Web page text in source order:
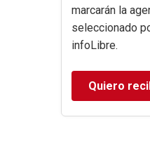
marcarán la
seleccionado
infoLibre.
Quiero